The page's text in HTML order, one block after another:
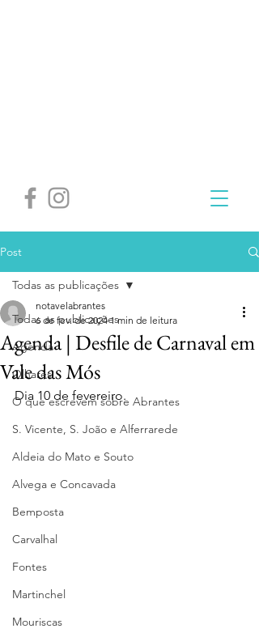
Post
Todas as publicações
Agenda
Olhares
O que escrevem sobre Abrantes
S. Vicente, S. João e Alferrarede
Aldeia do Mato e Souto
Alvega e Concavada
Bemposta
Carvalhal
Fontes
Martinchel
Mouriscas
Todas as publicações
Agenda | Desfile de Carnaval em
Vale das Mós
notavelabrantes
6 de fev. de 2024 1 min de leitura
Dia 10 de fevereiro.